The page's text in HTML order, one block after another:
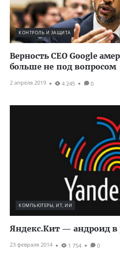
КОНТРОЛЬ И ЗАЩИТА
Верность CEO Google
больше не под вопросом
2 апреля 2019 4 245 0
КОМПЬЮТЕРЫ, ИТ, ИИ
Яндекс.Кит — андроид в
23 февраля 2014 1 754 0